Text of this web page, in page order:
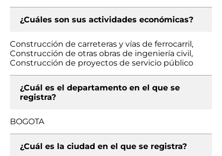
¿Cuáles son sus actividades económicas?
Construcción de carreteras y vías de ferrocarril,
Construcción de otras obras de ingeniería civil,
Construcción de proyectos de servicio público
¿Cuál es el departamento en el que se
registra?
BOGOTA
¿Cuál es la ciudad en el que se registra?